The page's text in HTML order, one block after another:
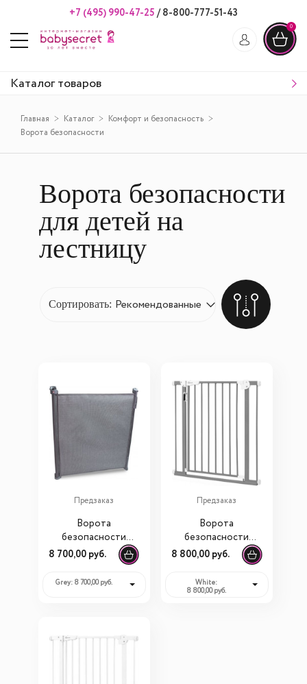
+7 (495) 990-47-25 /8-800-777-51-43
0
Каталог товаров
Главная Каталог
Комфорт и безопасность
Ворота безопасности
Ворота безопасности
для детей на
лестницу
Сортировать:
Предзаказ
Ворота
безопасности
Lionelo Tulia
8 700,00 руб.
Grey: 8 700,00 руб.
Предзаказ
Ворота
безопасности
Lionelo LO-Truus
Slim LED 75-105 cм
8 800,00 руб.
White:
8 800,00 руб.